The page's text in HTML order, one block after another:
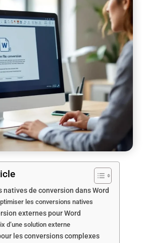
de conversion dans Word
les conversions natives
externes pour Word
d’une solution externe
les conversions complexes